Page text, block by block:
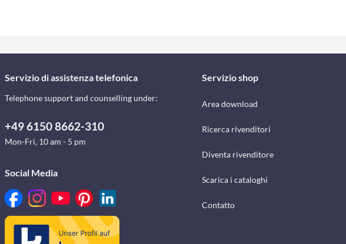
Servizio di assistenza telefonica
Telephone support and counselling under:
+49 6150 8662-310
Mon-Fri, 10 am - 5 pm
Social Media
Servizio shop
Area download
Ricerca rivenditori
Diventa rivenditore
Scarica i cataloghi
Contatto